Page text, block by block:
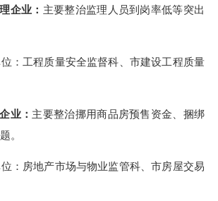
企业： 主要整治监理人员到岗率低等突出
： 工程质量安全监督科、市建设工程质量
业： 主要整治挪用商品房预售资金、捆绑
。
：房地产市场与物业监管科、市房屋交易